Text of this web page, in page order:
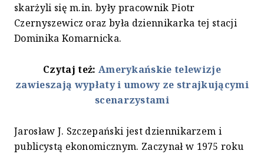
skarżyli się m.in. były pracownik Piotr
Czernyszewicz oraz była dziennikarka tej stacji
Dominika Komarnicka.
Czytaj też: Amerykańskie telewizje
zawieszają wypłaty i umowy ze strajkującymi
scenarzystami
Jarosław J. Szczepański jest dziennikarzem i
publicystą ekonomicznym. Zaczynał w 1975 roku